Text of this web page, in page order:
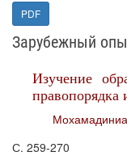
PDF
Зарубежный
Изучение
правопорядка
С. 259-270